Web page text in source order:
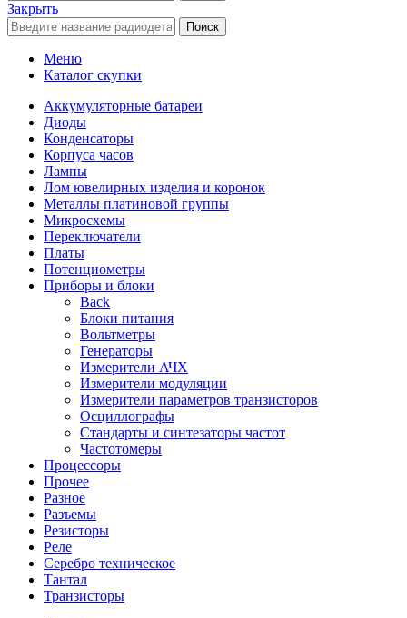
Закрыть
Поиск
Меню
Каталог скупки
Аккумуляторные батареи
Диоды
Конденсаторы
Корпуса часов
Лампы
Лом ювелирных изделия и коронок
Металлы платиновой группы
Микросхемы
Переключатели
Платы
Потенциометры
Приборы и блоки
Back
Блоки питания
Вольтметры
Генераторы
Измерители АЧХ
Измерители модуляции
Измерители параметров транзисторов
Осциллографы
Стандарты и синтезаторы частот
Частотомеры
Процессоры
Прочее
Разное
Разъемы
Резисторы
Реле
Серебро техническое
Тантал
Транзисторы